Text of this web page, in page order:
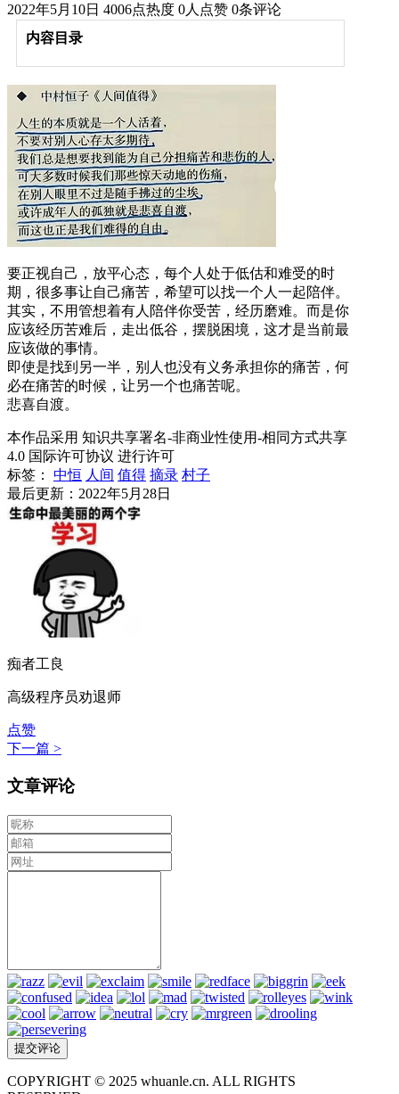
2022年5月10日 4006点热度 0人点赞 0条评论
内容目录
要正视自己，放平心态，每个人处于低估和难受的时
期，很多事让自己痛苦，希望可以找一个人一起陪伴。
其实，不用管想着有人陪伴你受苦，经历磨难。而是你
应该经历苦难后，走出低谷，摆脱困境，这才是当前最
应该做的事情。
即使是找到另一半，别人也没有义务承担你的痛苦，何
必在痛苦的时候，让另一个也痛苦呢。
悲喜自渡。
本作品采用 知识共享署名-非商业性使用-相同方式共享
4.0 国际许可协议 进行许可
标签：
中恒 人间 值得 摘录 村子
最后更新：2022年5月28日
痴者工良
高级程序员劝退师
点赞
下一篇 >
文章评论
COPYRIGHT © 2025 whuanle.cn. ALL RIGHTS